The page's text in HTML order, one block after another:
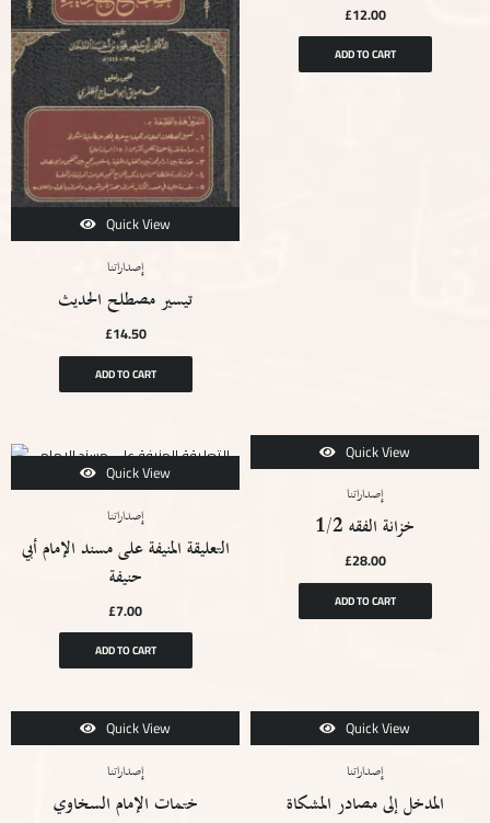
Quick View
إصداراتنا
تيسير مصطلح الحديث
£14.50
ADD TO CART
£12.00
ADD TO CART
Quick View
إصداراتنا
التعليقة المنيفة على مسند الإمام أبي
حنيفة
£7.00
ADD TO CART
Quick View
إصداراتنا
خزانة الفقه 1/2
£28.00
ADD TO CART
Quick View
إصداراتنا
ختمات الإمام السخاوي
Quick View
إصداراتنا
المدخل إلى مصادر المشكاة